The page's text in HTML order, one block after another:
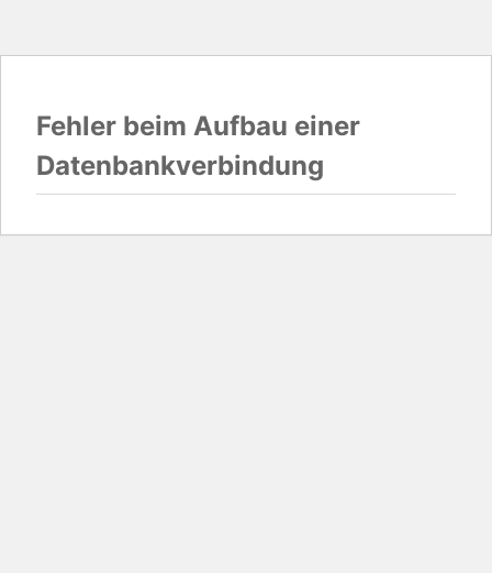
Fehler beim Aufbau einer
Datenbankverbindung